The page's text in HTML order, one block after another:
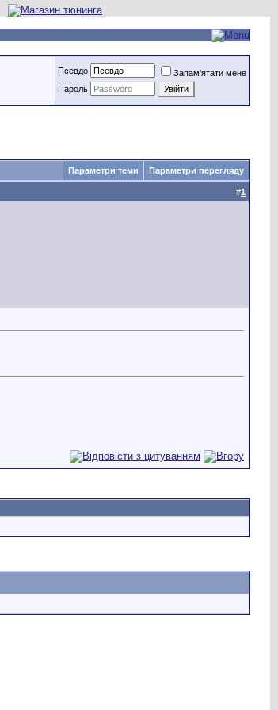
Псевдо
Запам'ятати мене
Пароль
Параметри теми Параметри перегляду
#1